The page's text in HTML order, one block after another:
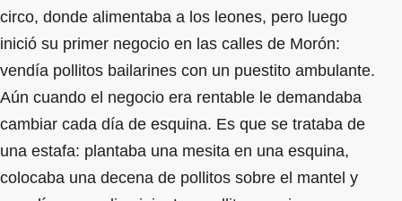
circo, donde alimentaba a los leones, pero luego
inició su primer negocio en las calles de Morón:
vendía pollitos bailarines con un puestito ambulante.
Aún cuando el negocio era rentable le demandaba
cambiar cada día de esquina. Es que se trataba de
una estafa: plantaba una mesita en una esquina,
colocaba una decena de pollitos sobre el mantel y